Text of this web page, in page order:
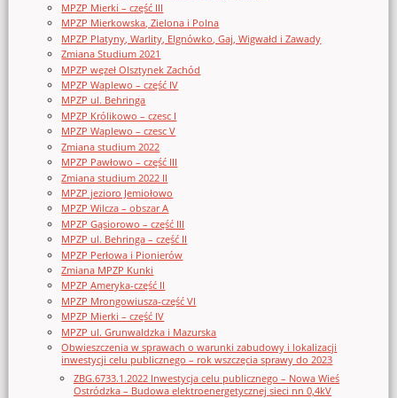
MPZP Mierki – część III
MPZP Mierkowska, Zielona i Polna
MPZP Platyny, Warlity, Elgnówko, Gaj, Wigwałd i Zawady
Zmiana Studium 2021
MPZP węzeł Olsztynek Zachód
MPZP Waplewo – część IV
MPZP ul. Behringa
MPZP Królikowo – czesc I
MPZP Waplewo – czesc V
Zmiana studium 2022
MPZP Pawłowo – część III
Zmiana studium 2022 II
MPZP jezioro Jemiołowo
MPZP Wilcza – obszar A
MPZP Gąsiorowo – część III
MPZP ul. Behringa – część II
MPZP Perłowa i Pionierów
Zmiana MPZP Kunki
MPZP Ameryka-część II
MPZP Mrongowiusza-część VI
MPZP Mierki – część IV
MPZP ul. Grunwaldzka i Mazurska
Obwieszczenia w sprawach o warunki zabudowy i lokalizacji
inwestycji celu publicznego – rok wszczęcia sprawy do 2023
ZBG.6733.1.2022 Inwestycja celu publicznego – Nowa Wieś
Ostródzka – Budowa elektroenergetycznej sieci nn 0,4kV